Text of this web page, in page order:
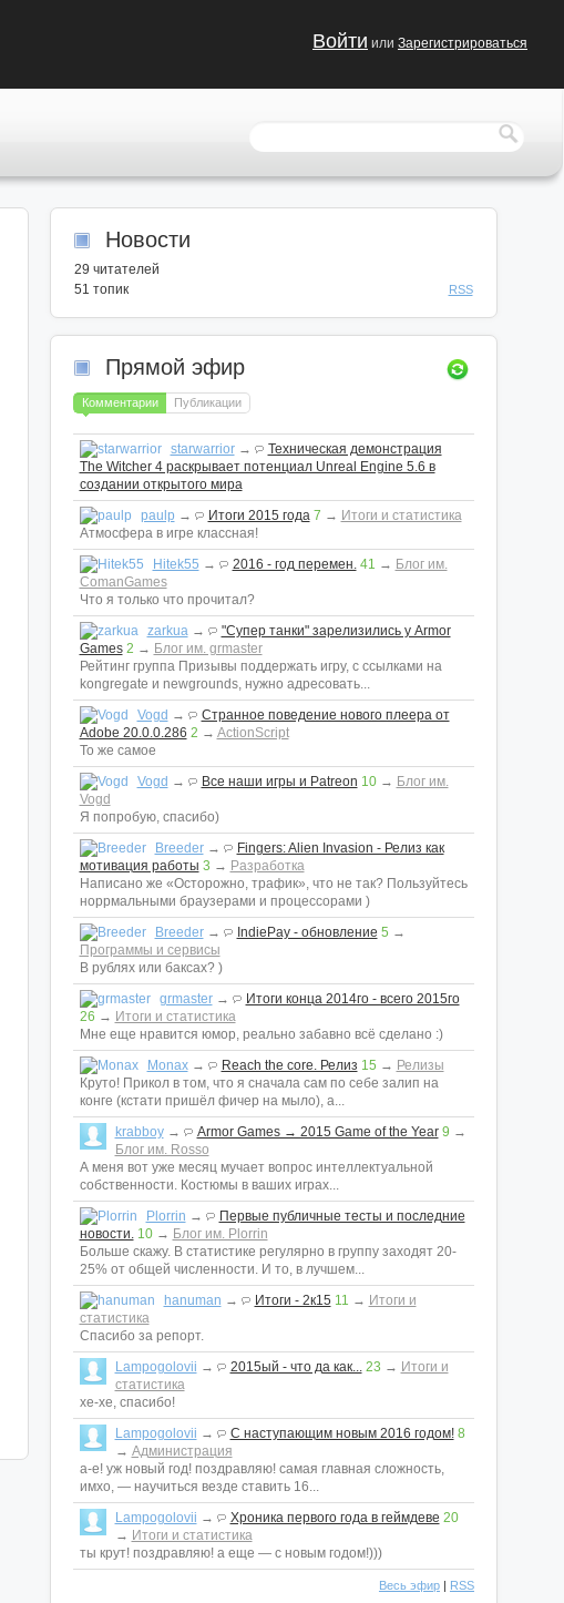
Войти или Зарегистрироваться
Новости
29 читателей
51 топик
RSS
Прямой эфир
Комментарии Публикации
starwarrior→
Техническая демонстрация
The Witcher 4 раскрывает потенциал Unreal Engine 5.6 в
создании открытого мира
paulp → Итоги 2015 года 7 → Итоги и статистика
Атмосфера в игре классная!
Hitek55 → 2016 - год перемен. 41 → Блог им.
ComanGames
Что я только что прочитал?
zarkua→
"Супер танки" зарелизились у Armor
Games 2 → Блог им. grmaster
Рейтинг группа Призывы поддержать игру, с ссылками на
kongregate и newgrounds, нужно адресовать...
Vogd →
Странное поведение нового плеера от
Adobe 20.0.0.286 2 → ActionScript
То же самое
Vogd → Все наши игры и Patreon 10→ Блог им.
Vogd
Я попробую, спасибо)
Breeder→
Fingers: Alien Invasion - Релиз как
мотивация работы 3 → Разработка
Написано же «Осторожно, трафик», что не так? Пользуйтесь
норрмальными браузерами и процессорами )
Breeder→ IndiePay - обновление 5 →
Программы и сервисы
В рублях или баксах? )
grmaster→
Итоги конца 2014го - всего 2015го
26 → Итоги и статистика
Мне еще нравится юмор, реально забавно всё сделано :)
Monax→ Reach the core. Релиз 15 → Релизы
Круто! Прикол в том, что я сначала сам по себе залип на
конге (кстати пришёл фичер на мыло), а...
krabboy→ Armor Games → 2015 Game of the Year 9 →
Блог им. Rosso
А меня вот уже месяц мучает вопрос интеллектуальной
собственности. Костюмы в ваших играх...
Plorrin →
Первые публичные тесты и последние
новости. 10→ Блог им. Plorrin
Больше скажу. В статистике регулярно в группу заходят 20-
25% от общей численности. И то, в лучшем...
hanuman → Итоги - 2к15 11 → Итоги и
статистика
Спасибо за репорт.
Lampogolovii → 2015ый - что да как... 23 → Итоги и
статистика
хе-хе, спасибо!
Lampogolovii → С наступающим новым 2016 годом! 8
→ Администрация
а-е! уж новый год! поздравляю! самая главная сложность,
имхо, — научиться везде ставить 16...
Lampogolovii → Хроника первого года в геймдеве 20
→ Итоги и статистика
ты крут! поздравляю! а еще — с новым годом!)))
Весь эфир| RSS